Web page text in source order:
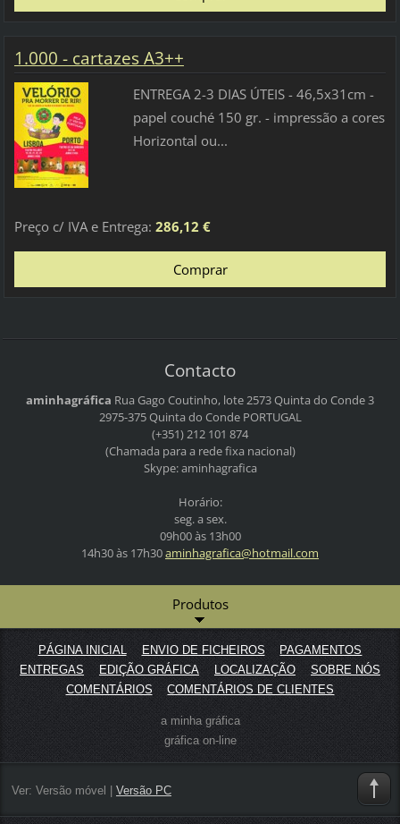
1.000 - cartazes A3++
ENTREGA 2-3 DIAS ÚTEIS - 46,5x31cm -
papel couché 150 gr. - impressão a cores
Horizontal ou...
Preço c/ IVA e Entrega: 286,12 €
Contacto
aminhagráfica Rua Gago Coutinho, lote 2573Quinta do Conde 3
2975-375 Quinta do CondePORTUGAL
(+351) 212 101 874
(Chamada para a rede fixa nacional)
Skype: aminhagrafica
Horário:
seg. a sex.
09h00 às 13h00
14h30 às 17h30aminhagrafica@hotmail.com
Produtos
PÁGINA INICIAL ENVIO DE FICHEIROS
PAGAMENTOS
ENTREGAS
EDIÇÃO GRÁFICA LOCALIZAÇÃO
SOBRE NÓS
COMENTÁRIOS
COMENTÁRIOS DE CLIENTES
a minha gráfica
gráfica on-line
Ver: Versão móvel Versão PC